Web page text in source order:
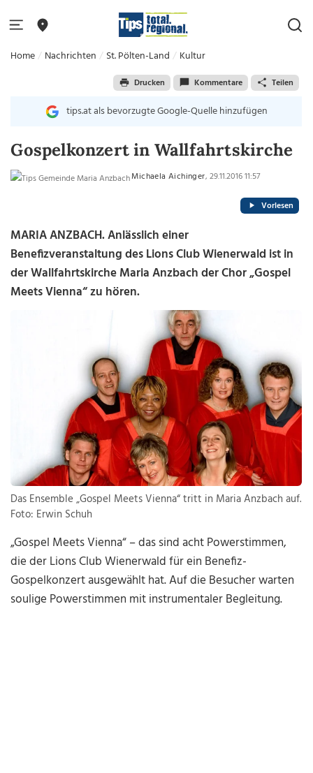
Home Nachrichten St. Pölten-Land Kultur
Drucken Kommentare Teilen
tips.at als bevorzugte Google-Quelle hinzufügen
Gospelkonzert in Wallfahrtskirche
Michaela Aichinger, 29.11.2016 11:57
Vorlesen
MARIA ANZBACH. Anlässlich einer
Benefizveranstaltung des Lions Club Wienerwald ist in
der Wallfahrtskirche Maria Anzbach der Chor „Gospel
Meets Vienna“ zu hören.
Das Ensemble „Gospel Meets Vienna“ tritt in Maria Anzbach auf.
Foto: Erwin Schuh
„Gospel Meets Vienna“ – das sind acht Powerstimmen,
die der Lions Club Wienerwald für ein Benefiz-
Gospelkonzert ausgewählt hat. Auf die Besucher warten
soulige Powerstimmen mit instrumentaler Begleitung.